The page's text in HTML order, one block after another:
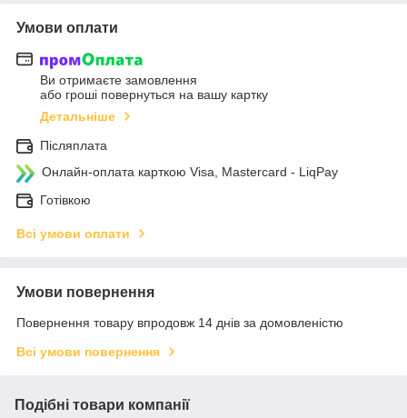
Умови оплати
Ви отримаєте замовлення
або гроші повернуться на вашу картку
Детальніше
Післяплата
Онлайн-оплата карткою Visa, Mastercard - LiqPay
Готівкою
Всі умови оплати
Умови повернення
Повернення товару впродовж 14 днів за домовленістю
Всі умови повернення
Подібні товари компанії